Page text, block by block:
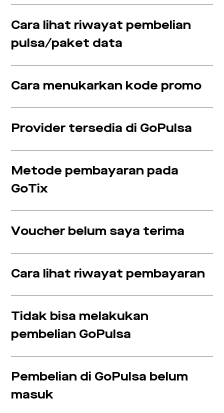
Cara lihat riwayat pembelian
pulsa/paket data
Cara menukarkan kode promo
Provider tersedia di GoPulsa
Metode pembayaran pada
GoTix
Voucher belum saya terima
Cara lihat riwayat pembayaran
Tidak bisa melakukan
pembelian GoPulsa
Pembelian di GoPulsa belum
masuk